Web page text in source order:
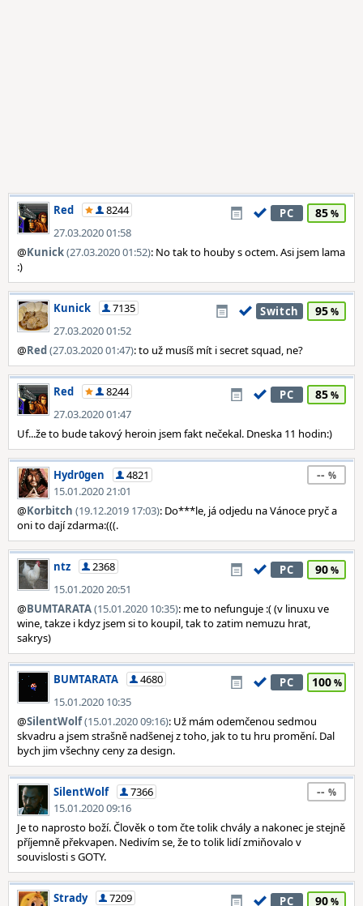
Red
8244
27.03.2020 01:58
PC 85
@Kunick(27.03.2020 01:52): No tak to houby s octem. Asi jsem lama
:)
Kunick
7135
27.03.2020 01:52
Switch 95
@Red(27.03.2020 01:47): to už musíš mít i secret squad, ne?
Red
8244
27.03.2020 01:47
PC 85
Uf...že to bude takový heroin jsem fakt nečekal. Dneska 11 hodin:)
Hydr0gen
4821
15.01.2020 21:01
--
@Korbitch (19.12.2019 17:03): Do***le, já odjedu na Vánoce pryč a
oni to dají zdarma:(((.
ntz
2368
15.01.2020 20:51
PC 90
@BUMTARATA(15.01.2020 10:35): me to nefunguje :( (v linuxu ve
wine, takze i kdyz jsem si to koupil, tak to zatim nemuzu hrat,
sakrys)
BUMTARATA
4680
15.01.2020 10:35
PC 100
@SilentWolf(15.01.2020 09:16): Už mám odemčenou sedmou
skvadru a jsem strašně nadšenej z toho, jak to tu hru promění. Dal
bych jim všechny ceny za design.
SilentWolf
7366
15.01.2020 09:16
--
Je to naprosto boží. Člověk o tom čte tolik chvály a nakonec je stejně
příjemně překvapen. Nedivím se, že to tolik lidí zmiňovalo v
souvislosti s GOTY.
Strady
7209
PC 90